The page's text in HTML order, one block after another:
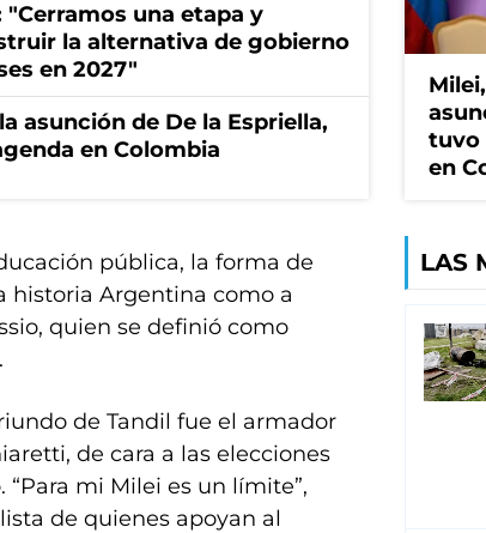
una etapa y
la alternativa de gobierno
en 2027"
asunción de De la Espriella,
en Colombia
pública, la forma de
historia Argentina como a
quien se definió como
de Tandil fue el armador
de cara a las elecciones
mi Milei es un límite”,
de quienes apoyan al
tuvo
en
LAS